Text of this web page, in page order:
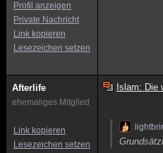
Profil anzeigen
Private Nachricht
Link kopieren
Lesezeichen setzen
Afterlife
ehemaliges Mitglied
Link kopieren
Lesezeichen setzen
Islam: Die